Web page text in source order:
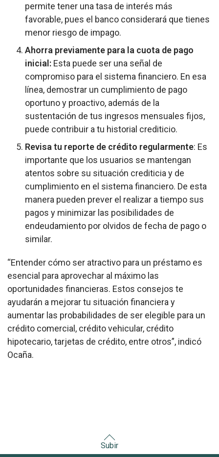
permite tener una tasa de interés más
favorable, pues el banco considerará que tienes
menor riesgo de impago.
Ahorra previamente para la cuota de pago
inicial: Esta puede ser una señal de
compromiso para el sistema financiero. En esa
línea, demostrar un cumplimiento de pago
oportuno y proactivo, además de la
sustentación de tus ingresos mensuales fijos,
puede contribuir a tu historial crediticio.
Revisa tu reporte de crédito regularmente: Es
importante que los usuarios se mantengan
atentos sobre su situación crediticia y de
cumplimiento en el sistema financiero. De esta
manera pueden prever el realizar a tiempo sus
pagos y minimizar las posibilidades de
endeudamiento por olvidos de fecha de pago o
similar.
“Entender cómo ser atractivo para un préstamo es
esencial para aprovechar al máximo las
oportunidades financieras. Estos consejos te
ayudarán a mejorar tu situación financiera y
aumentar las probabilidades de ser elegible para un
crédito comercial, crédito vehicular, crédito
hipotecario, tarjetas de crédito, entre otros”, indicó
Ocaña.
Subir